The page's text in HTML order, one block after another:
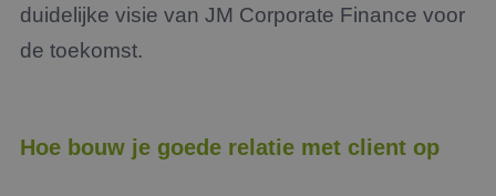
duidelijke visie van JM Corporate Finance voor
de toekomst.
Hoe bouw je goede relatie met client op